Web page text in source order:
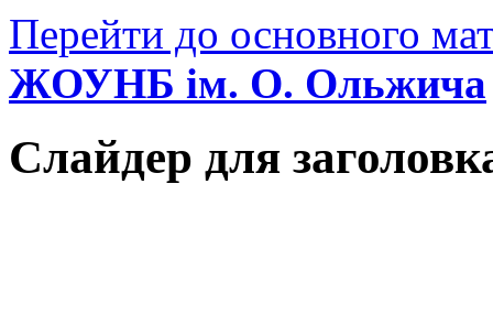
Перейти до основного
ЖОУНБ ім. О. Ольжича
Слайдер для